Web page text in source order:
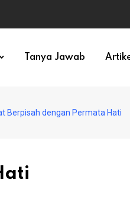
Tanya Jawab
Berpisah dengan Permata Hati